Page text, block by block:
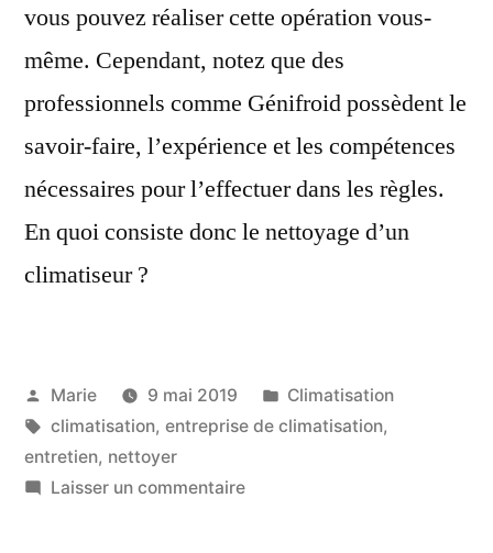
vous pouvez réaliser cette opération vous-
même. Cependant, notez que des
professionnels comme Génifroid possèdent le
savoir-faire, l’expérience et les compétences
nécessaires pour l’effectuer dans les règles.
En quoi consiste donc le nettoyage d’un
climatiseur ?
Publié
par
Marie 9 mai 2019
Publié
dans
Climatisation
Étiquettes :
climatisation, entreprise de climatisation,
entretien, nettoyer
Laisser un commentairesur